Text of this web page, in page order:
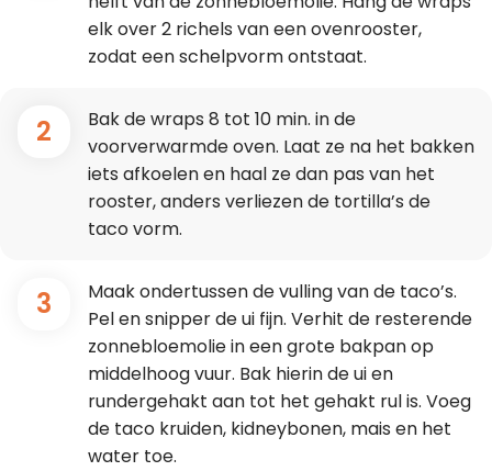
elk over 2 richels van een ovenrooster,
zodat een schelpvorm ontstaat.
2
Bak de wraps 8 tot 10 min. in de
voorverwarmde oven. Laat ze na het bakken
iets afkoelen en haal ze dan pas van het
rooster, anders verliezen de tortilla’s de
taco vorm.
3
Maak ondertussen de vulling van de taco’s.
Pel en snipper de ui fijn. Verhit de resterende
zonnebloemolie in een grote bakpan op
middelhoog vuur. Bak hierin de ui en
rundergehakt aan tot het gehakt rul is. Voeg
de taco kruiden, kidneybonen, mais en het
water toe.